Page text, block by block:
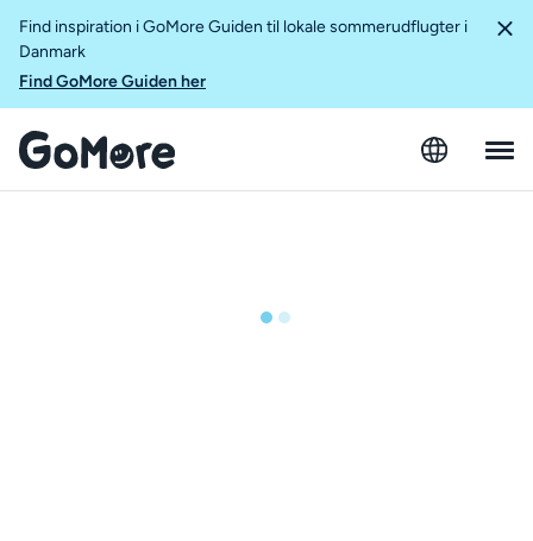
Find inspiration i GoMore Guiden til lokale sommerudflugter i
Danmark
Find GoMore Guiden her